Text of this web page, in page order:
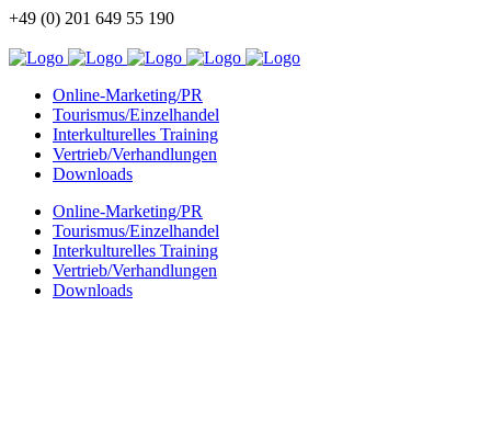
+49 (0) 201 649 55 190
Online-Marketing/PR
Tourismus/Einzelhandel
Interkulturelles Training
Vertrieb/Verhandlungen
Downloads
Online-Marketing/PR
Tourismus/Einzelhandel
Interkulturelles Training
Vertrieb/Verhandlungen
Downloads